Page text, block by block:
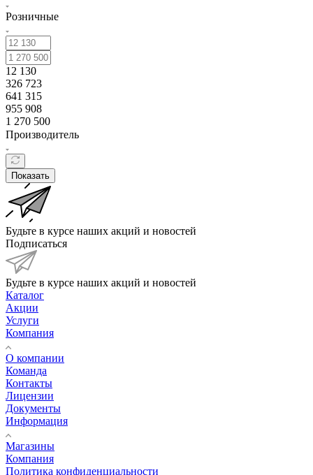
Розничные
12 130
326 723
641 315
955 908
1 270 500
Производитель
Показать
Будьте в курсе наших акций и новостей
Подписаться
Будьте в курсе наших акций и новостей
Каталог
Акции
Услуги
Компания
О компании
Команда
Контакты
Лицензии
Документы
Информация
Магазины
Компания
Политика конфиденциальности